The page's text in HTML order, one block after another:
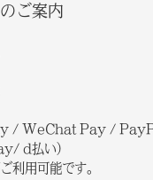
ご案内
/ WeChat Pay /
d払い）
利用可能です。